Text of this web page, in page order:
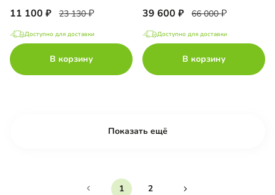
11 100 23 130
Доступно для доставки
В корзину
39 600 66 000
Доступно для доставки
В корзину
Показать ещё
1 2